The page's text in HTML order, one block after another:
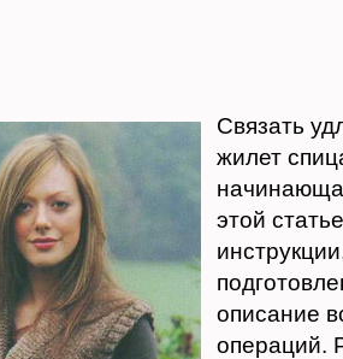
Связать
жилет
этой
описание
операций.